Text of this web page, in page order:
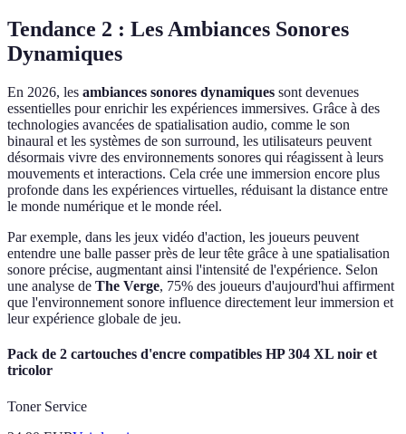
Tendance 2 : Les Ambiances Sonores
Dynamiques
En 2026, les ambiances sonores dynamiques sont devenues
essentielles pour enrichir les expériences immersives. Grâce à des
technologies avancées de spatialisation audio, comme le son
binaural et les systèmes de son surround, les utilisateurs peuvent
désormais vivre des environnements sonores qui réagissent à leurs
mouvements et interactions. Cela crée une immersion encore plus
profonde dans les expériences virtuelles, réduisant la distance entre
le monde numérique et le monde réel.
Par exemple, dans les jeux vidéo d'action, les joueurs peuvent
entendre une balle passer près de leur tête grâce à une spatialisation
sonore précise, augmentant ainsi l'intensité de l'expérience. Selon
une analyse de The Verge, 75% des joueurs d'aujourd'hui affirment
que l'environnement sonore influence directement leur immersion et
leur expérience globale de jeu.
Pack de 2 cartouches d'encre compatibles HP 304 XL noir et
tricolor
Toner Service